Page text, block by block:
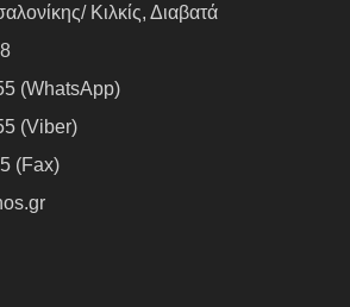
Κιλκίς, Διαβατά
(WhatsApp)
(Viber)
(Fax)